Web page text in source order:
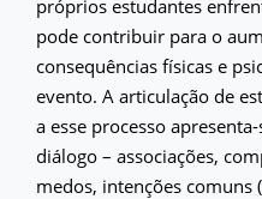
próprios estudantes
pode contribuir para o
consequências físicas e
evento. A articulação de
a esse processo
diálogo – associações,
medos, intenções comuns